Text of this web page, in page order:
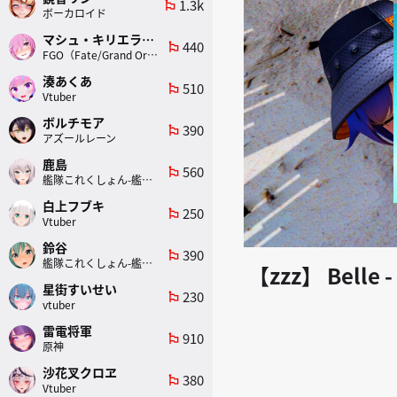
【zzz】 Belle
ボーカロイド
emoji_flags 1.3k
マシュ・キリエライト
FGO（Fate/Grand Order）
emoji_flags 440
湊あくあ
Vtuber
emoji_flags 510
ボルチモア
アズールレーン
emoji_flags 390
鹿島
艦隊これくしょん-艦これ-
emoji_flags 560
白上フブキ
Vtuber
emoji_flags 250
鈴谷
艦隊これくしょん-艦これ-
emoji_flags 390
星街すいせい
vtuber
emoji_flags 230
雷電将軍
原神
emoji_flags 910
沙花叉クロヱ
Vtuber
emoji_flags 380